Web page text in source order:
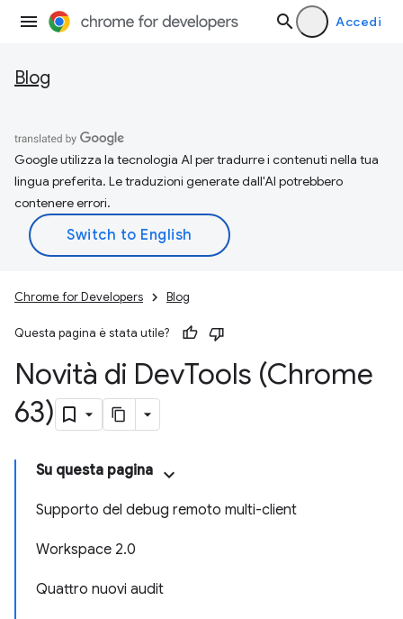
Accedi
Blog
Google utilizza la tecnologia AI per tradurre i contenuti nella tua
lingua preferita. Le traduzioni generate dall'AI potrebbero
contenere errori.
Chrome for Developers Blog
Questa pagina è stata utile?
Novità di DevTools (Chrome
63)
Su questa pagina
Supporto del debug remoto multi-client
Workspace 2.0
Quattro nuovi audit